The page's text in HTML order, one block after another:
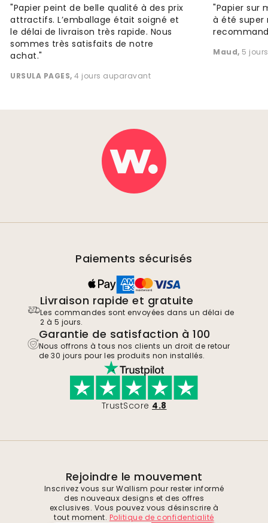
"Papier peint de belle qualité à des prix
attractifs. L’emballage était soigné et
le délai de livraison très rapide. Nous
sommes très satisfaits de notre
achat."
URSULA PAGES, 4 jours auparavant
"Papier sur
à été super
Maud, 5
Paiements sécurisés
Livraison rapide et gratuite
Les commandes sont envoyées dans un délai de
2 à 5 jours.
Garantie de satisfaction à 100
Nous offrons à tous nos clients un droit de retour
de 30 jours pour les produits non installés.
TrustScore 4.8
Rejoindre le mouvement
Inscrivez vous sur Wallism pour rester informé
des nouveaux designs et des offres
exclusives. Vous pouvez vous désinscrire à
tout moment. Politique de confidentialité